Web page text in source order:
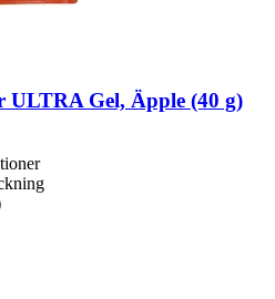
ULTRA Gel, Äpple (40 g)